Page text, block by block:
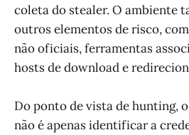
coleta do stealer. O ambiente
outros elementos de risco,
não oficiais, ferramentas
hosts de download e
Do ponto de vista de hunting,
não é apenas identificar a